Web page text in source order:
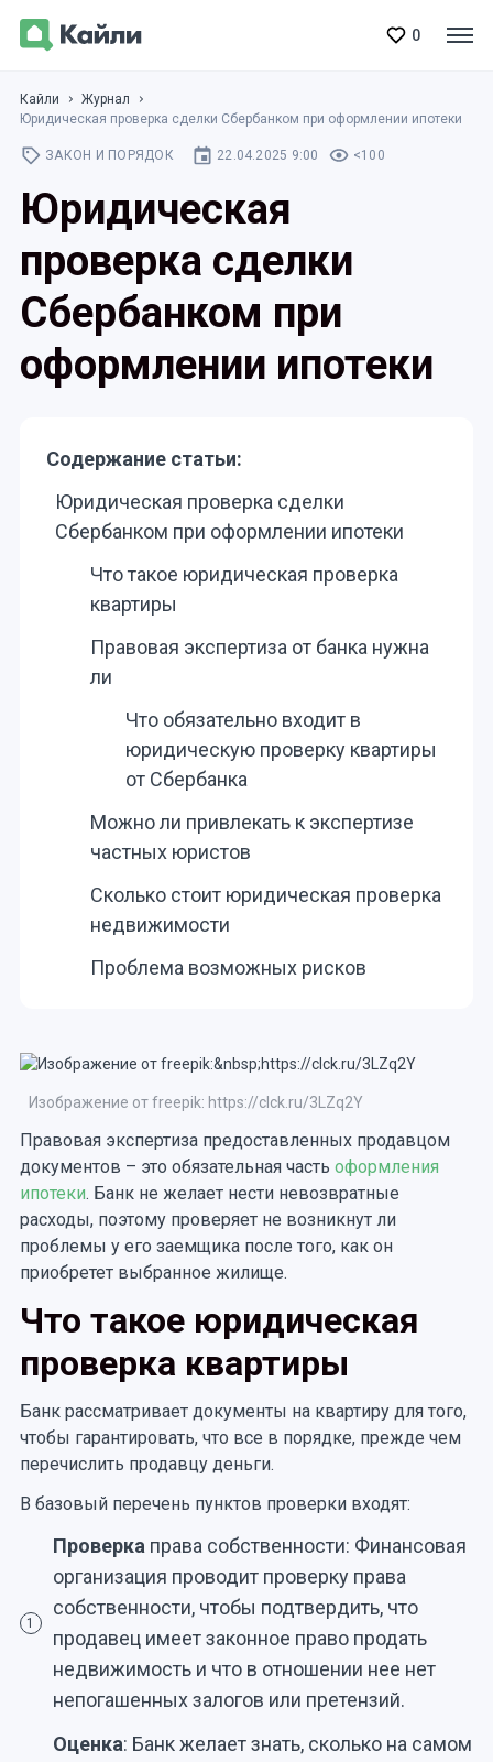
0
Кайли
Журнал
Юридическая проверка сделки Сбербанком при оформлении ипотеки
ЗАКОН И ПОРЯДОК 22.04.2025 9:00 <100
Юридическая
проверка сделки
Сбербанком при
оформлении ипотеки
Содержание статьи:
Юридическая проверка сделки
Сбербанком при оформлении ипотеки
Что такое юридическая проверка
квартиры
Правовая экспертиза от банка нужна
ли
Что обязательно входит в
юридическую проверку квартиры
от Сбербанка
Можно ли привлекать к экспертизе
частных юристов
Сколько стоит юридическая проверка
недвижимости
Проблема возможных рисков
Изображение от freepik: https://clck.ru/3LZq2Y
Правовая экспертиза предоставленных продавцом
документов – это обязательная часть оформления
ипотеки. Банк не желает нести невозвратные
расходы, поэтому проверяет не возникнут ли
проблемы у его заемщика после того, как он
приобретет выбранное жилище.
Что такое юридическая
проверка квартиры
Банк рассматривает документы на квартиру для того,
чтобы гарантировать, что все в порядке, прежде чем
перечислить продавцу деньги.
В базовый перечень пунктов проверки входят:
1
Проверка права собственности: Финансовая
организация проводит проверку права
собственности, чтобы подтвердить, что
продавец имеет законное право продать
недвижимость и что в отношении нее нет
непогашенных залогов или претензий.
Оценка: Банк желает знать, сколько на самом